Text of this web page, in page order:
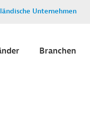
Unternehmen
Branchen